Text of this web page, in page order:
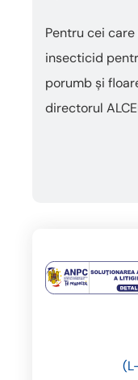
Pentru cei
insecticid
porumb și
directorul